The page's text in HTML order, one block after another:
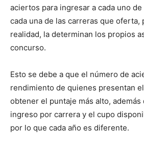
aciertos para ingresar a cada uno
cada una de las carreras que oferta,
realidad, la determinan los propios
concurso.
Esto se debe a que el número de
rendimiento de quienes presentan
obtener el puntaje más alto, además
ingreso por carrera y el cupo
por lo que cada año es diferente.